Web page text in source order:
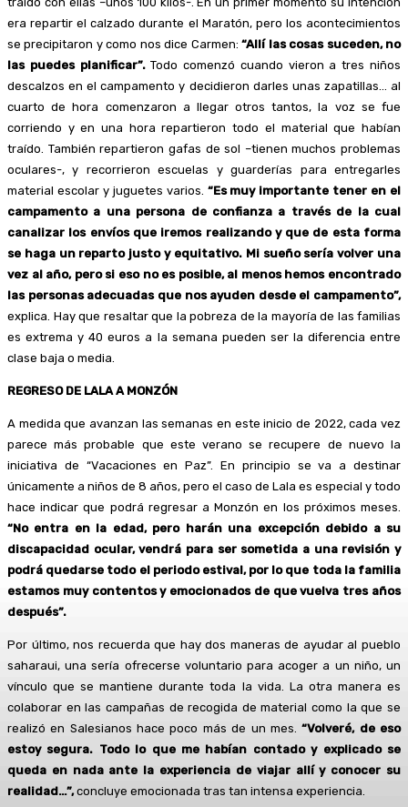
era repartir el calzado durante el Maratón, pero los acontecimientos
se precipitaron y como nos dice Carmen:“Allí las cosas suceden, no
las puedes planificar”.Todo comenzó cuando vieron a tres niños
descalzos en el campamento y decidieron darles unas zapatillas… al
cuarto de hora comenzaron a llegar otros tantos, la voz se fue
corriendo y en una hora repartieron todo el material que habían
traído. También repartieron gafas de sol –tienen muchos problemas
oculares-, y recorrieron escuelas y guarderías para entregarles
material escolar y juguetes varios. “Es muy importante tener en el
campamento a una persona de confianza a través de la cual
canalizar los envíos que iremos realizando y que de esta forma
se haga un reparto justo y equitativo. Mi sueño sería volver una
vez al año, pero si eso no es posible, al menos hemos encontrado
las personas adecuadas que nos ayuden desde el campamento”,
explica. Hay que resaltar que la pobreza de la mayoría de las familias
es extrema y 40 euros a la semana pueden ser la diferencia entre
clase baja o media.
REGRESO DE LALA A MONZÓN
A medida que avanzan las semanas en este inicio de 2022, cada vez
parece más probable que este verano se recupere de nuevo la
iniciativa de “Vacaciones en Paz”. En principio se va a destinar
únicamente a niños de 8 años, pero el caso de Lala es especial y todo
hace indicar que podrá regresar a Monzón en los próximos meses.
“No entra en la edad, pero harán una excepción debido a su
discapacidad ocular, vendrá para ser sometida a una revisión y
podrá quedarse todo el periodo estival, por lo que toda la familia
estamos muy contentos y emocionados de que vuelva tres años
después”.
Por último, nos recuerda que hay dos maneras de ayudar al pueblo
saharaui, una sería ofrecerse voluntario para acoger a un niño, un
vínculo que se mantiene durante toda la vida. La otra manera es
colaborar en las campañas de recogida de material como la que se
realizó en Salesianos hace poco más de un mes.“Volveré, de eso
estoy segura. Todo lo que me habían contado y explicado se
queda en nada ante la experiencia de viajar allí y conocer su
realidad…”,concluye emocionada tras tan intensa experiencia.